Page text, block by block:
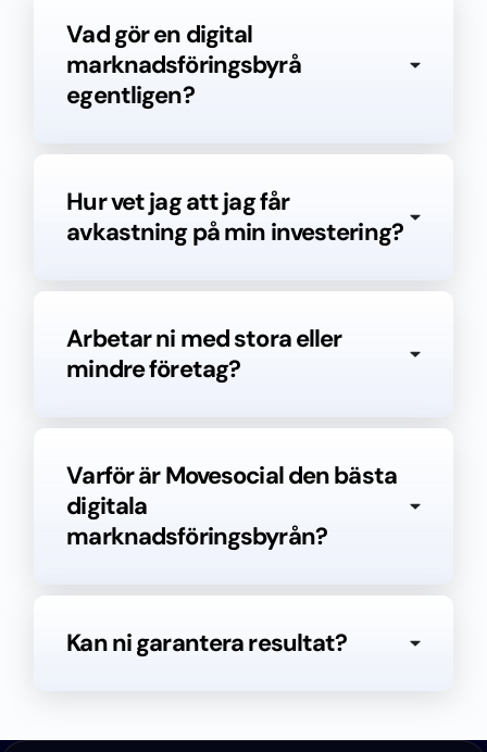
Vad gör en digital
marknadsföringsbyrå
egentligen?
Hur vet jag att jag får
avkastning på min investering?
Arbetar ni med stora eller
mindre företag?
Varför är Movesocial den bästa
digitala
marknadsföringsbyrån?
Kan ni garantera resultat?